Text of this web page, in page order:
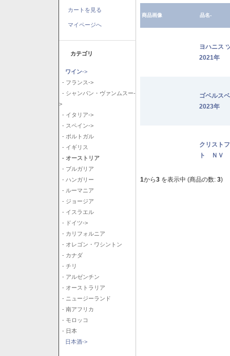
カートを見る
マイページへ
カテゴリ
ワイン->
- フランス->
- シャンパン・ヴァンムスー-
>
- イタリア->
- スペイン->
- ポルトガル
- イギリス
- オーストリア
- ブルガリア
- ハンガリー
- ルーマニア
- ジョージア
- イスラエル
- ドイツ->
- カリフォルニア
- オレゴン・ワシントン
- カナダ
- チリ
- アルゼンチン
- オーストラリア
- ニュージーランド
- 南アフリカ
- モロッコ
- 日本
日本酒->
商品画像 品名-
ヨハニス
2021年
ゴベルス
2023年
クリスト
ト ＮＶ
1から3 を表示中 (商品の数: 3)